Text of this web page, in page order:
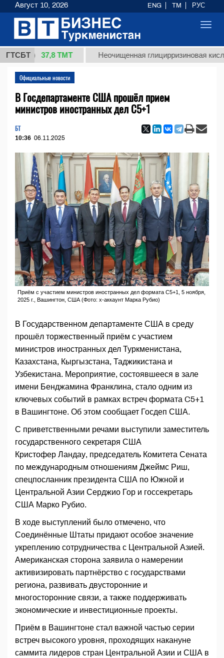
ГТСБТ
37,8 ТМТ Неочищенная глицирризиновая кислота
Официальные новости
В Госдепартаменте США прошёл прием
министров иностранных дел C5+1
БТ
10:36 06.11.2025
Приём с участием министров иностранных дел формата C5+1, 5 ноября,
2025 г., Вашингтон, США (Фото: x-аккаунт Марка Рубио)
В Государственном департаменте США в среду
прошёл торжественный приём с участием
министров иностранных дел Туркменистана,
Казахстана, Кыргызстана, Таджикистана и
Узбекистана. Мероприятие, состоявшееся в зале
имени Бенджамина Франклина, стало одним из
ключевых событий в рамках встреч формата C5+1
в Вашингтоне. Об этом сообщает Госдеп США.
С приветственными речами выступили заместитель
государственного секретаря США
Кристофер Ландау, председатель Комитета Сената
по международным отношениям Джеймс Риш,
cпецпосланник президента США по Южной и
Центральной Азии Серджио Гор и госсекретарь
США Марко Рубио.
В ходе выступлений было отмечено, что
Соединённые Штаты придают особое значение
укреплению сотрудничества с Центральной Азией.
Американская сторона заявила о намерении
активизировать партнёрство с государствами
региона, развивать двусторонние и
многосторонние связи, а также поддерживать
экономические и инвестиционные проекты.
Приём в Вашингтоне стал важной частью серии
встреч высокого уровня, проходящих накануне
саммита лидеров стран Центральной Азии и США в
Август 10, 2026 ENG TM РУС